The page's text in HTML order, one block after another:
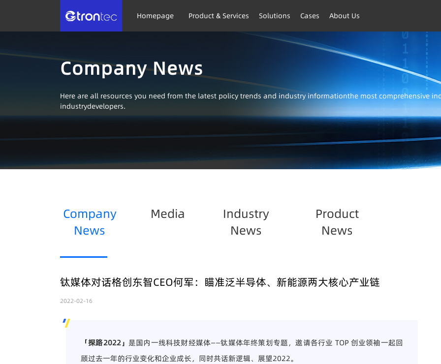
Homepage Product & Services Solutions Cases About Us
Company News
Here are all resources you need from the latest policy trends and industry informationthe most comprehensive
industrydevelopers.
Company
News
Media
Industry
News
Product
News
钛媒体对话格创东智CEO何军：瞄准泛半导体、新能源两大核心产业链
2022-02-16
「探路2022」 是国内一线科技财经媒体——钛媒体年终策划专题，邀请各行业 TOP 创业领袖一起回
顾过去一年的行业变化和企业成长，同时共话新逻辑、展望2022。